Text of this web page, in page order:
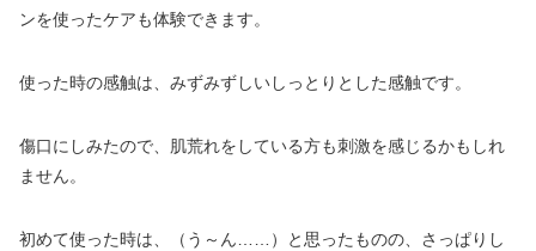
ンを使ったケアも体験できます。
使った時の感触は、みずみずしいしっとりとした感触です。
傷口にしみたので、肌荒れをしている方も刺激を感じるかもしれ
ません。
初めて使った時は、（う～ん……）と思ったものの、さっぱりし